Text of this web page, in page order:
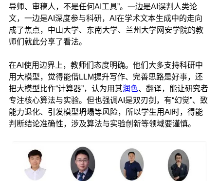
导师、审稿人，不是任何AI工具”。一边是AI误判人类论
文，一边是AI深度参与科研，AI在学术文本生成中的走向
成了焦点，中山大学、东南大学、兰州大学网安学院的教
师们就此分享了看法。
在AI使用边界上，教师们态度明确。他们大多支持科研中
用大模型，觉得能借LLM提升写作、完善思路是好事，还
把大模型比作“计算器”，认为用其润色、翻译，能让研究者
专注核心算法与实验。但也强调AI是双刃剑，有“幻觉”、致
能力退化、引发模型坍塌等风险，所以学生用AI时，得能
判断结论准确性，涉及算法与实验创新等领域要谨慎。